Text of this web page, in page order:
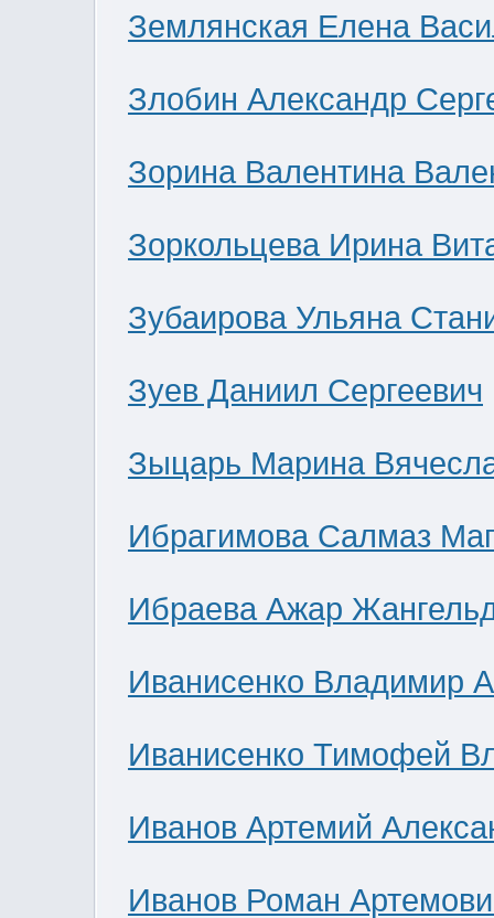
Землянская Елена
Злобин Александр
Зорина Валентина
Зоркольцева Ирина
Зубаирова Ульяна
Зуев Даниил Сергеевич
Зыцарь Марина
Ибрагимова Салмаз
Ибраева Ажар
Иванисенко Владимир
Иванисенко Тимофей
Иванов Артемий
Иванов Роман